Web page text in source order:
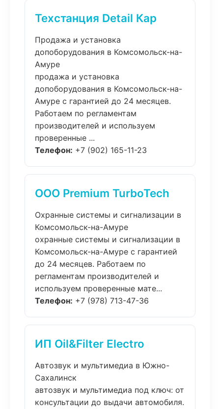
Техстанция Detail Кар
Продажа и установка
допоборудования в Комсомольск-на-
Амуре
продажа и установка
допоборудования в Комсомольск-на-
Амуре с гарантией до 24 месяцев.
Работаем по регламентам
производителей и используем
проверенные ...
Телефон: +7 (902) 165-11-23
ООО Premium TurboTech
Охранные системы и сигнализации в
Комсомольск-на-Амуре
охранные системы и сигнализации в
Комсомольск-на-Амуре с гарантией
до 24 месяцев. Работаем по
регламентам производителей и
используем проверенные мате...
Телефон: +7 (978) 713-47-36
ИП Oil&Filter Electro
Автозвук и мультимедиа в Южно-
Сахалинск
автозвук и мультимедиа под ключ: от
консультации до выдачи автомобиля.